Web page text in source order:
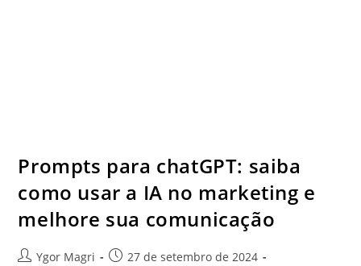
Prompts para chatGPT: saiba
como usar a IA no marketing e
melhore sua comunicação
Ygor Magri
27 de setembro de 2024